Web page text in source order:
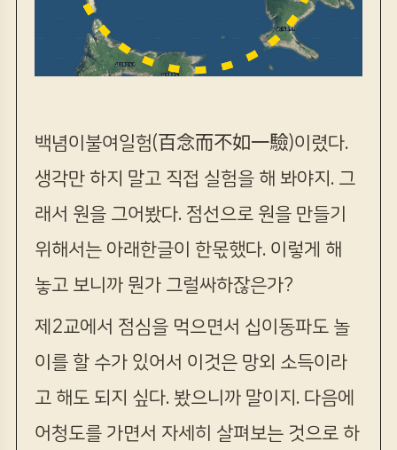
백념이불여일험(百念而不如一驗)이렸다.
생각만 하지 말고 직접 실험을 해 봐야지. 그
래서 원을 그어봤다. 점선으로 원을 만들기
위해서는 아래한글이 한몫했다. 이렇게 해
놓고 보니까 뭔가 그럴싸하잖은가?
제2교에서 점심을 먹으면서 십이동파도 놀
이를 할 수가 있어서 이것은 망외 소득이라
고 해도 되지 싶다. 봤으니까 말이지. 다음에
어청도를 가면서 자세히 살펴보는 것으로 하